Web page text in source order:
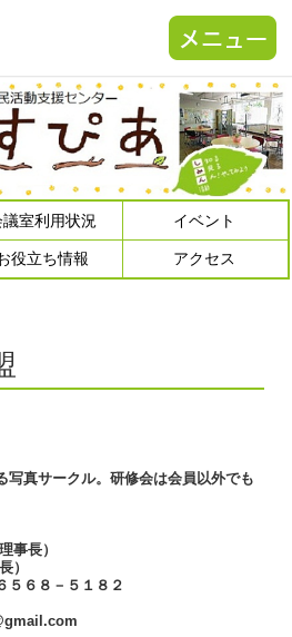
議室利用状況 イベント
役立ち情報 アクセス
写真サークル。研修会は会員以外でも
事長）
）
５６８－５１８２